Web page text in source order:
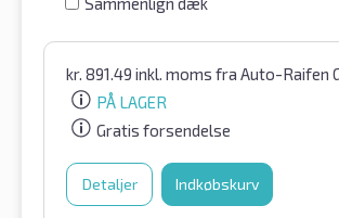
kr. 891.49 inkl. moms fra Auto-Raifen
PÅ LAGER
Gratis forsendelse
Detaljer Indkøbskurv